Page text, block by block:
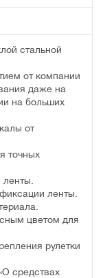
стальной
от компании
даже на
на больших
от
точных
ленты.
цветом для
рулетки
средствах